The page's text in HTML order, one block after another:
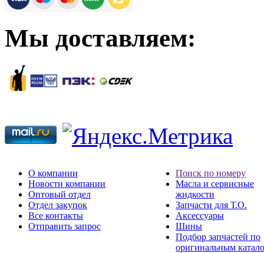
Мы доставляем:
О компании
Новости компании
Оптовый отдел
Отдел закупок
Все контакты
Отправить запрос
Поиск по номеру
Масла и сервисные
жидкости
Запчасти для Т.О.
Аксессуары
Шины
Подбор запчастей по
оригинальным